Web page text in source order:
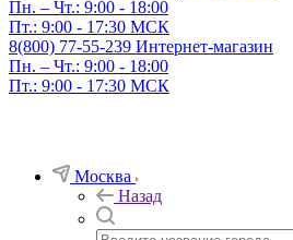
Пн. – Чт.: 9:00 - 18:00
Пт.: 9:00 - 17:30 МСК
8(800) 77-55-239 Интернет-магазин
Пн. – Чт.: 9:00 - 18:00
Пт.: 9:00 - 17:30 МСК
Москва
Назад